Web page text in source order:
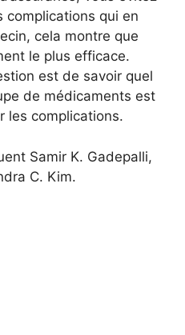
complications qui en
cela montre que
le plus efficace.
est de savoir quel
de médicaments est
les complications.
Samir K. Gadepalli,
C. Kim.